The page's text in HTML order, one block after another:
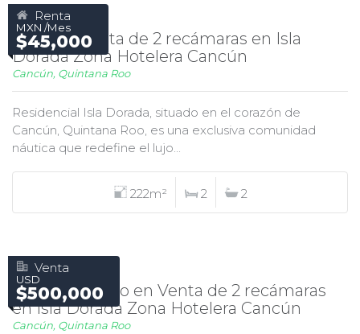
Renta
MXN /Mes
$45,000
Casa en Renta de 2 recámaras en Isla
Dorada Zona Hotelera Cancún
Cancún, Quintana Roo
Residencial Isla Dorada, situado en el corazón de
Cancún, Quintana Roo, es una exclusiva comunidad
náutica que redefine el lujo...
222m² 2 2
Venta
USD
$500,000
Departamento en Venta de 2 recámaras
en Isla Dorada Zona Hotelera Cancún
Cancún, Quintana Roo